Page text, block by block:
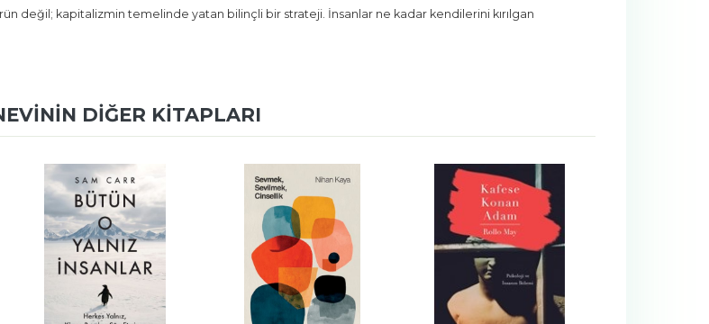
değil; kapitalizmin temelinde yatan bilinçli bir strateji. İnsanlar ne kadar kendilerini kırılgan
DIĞER KITAPLARI